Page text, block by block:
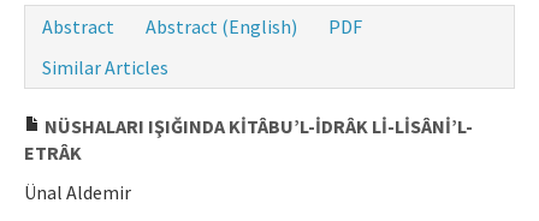
Abstract
Abstract (English)
PDF
Similar Articles
NÜSHALARI IŞIĞINDA KİTÂBU’L-İDRÂK Lİ-LİSÂNİ’L-
ETRÂK
Ünal Aldemir